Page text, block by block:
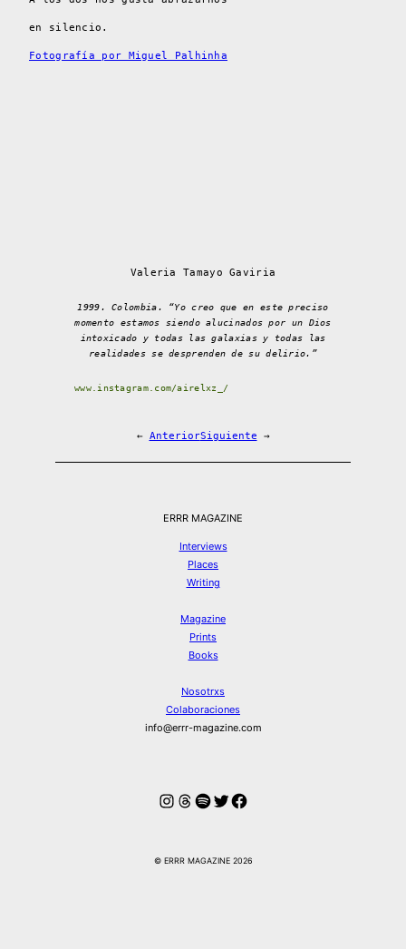
en silencio.
Fotografía por Miguel Palhinha
Valeria Tamayo Gaviria
1999. Colombia. “Yo creo que en este preciso
momento estamos siendo alucinados por un Dios
intoxicado y todas las galaxias y todas las
realidades se desprenden de su delirio.”
www.instagram.com/airelxz_/
← AnteriorSiguiente →
ERRR MAGAZINE
Interviews
Places
Writing
Magazine
Prints
Books
Nosotrxs
Colaboraciones
info@errr-magazine.com
Instagram
Hilos
Spotify
Twitter
Facebook
© ERRR MAGAZINE 2026